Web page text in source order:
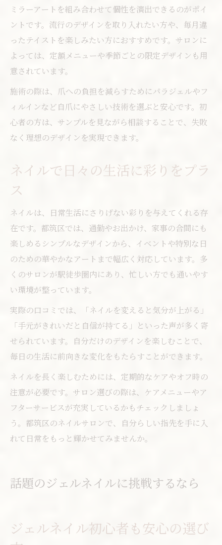
ミラーアートを組み合わせて個性を演出できるのがポイ
ントです。流行のデザインを取り入れたい方や、毎月違
ったテイストを楽しみたい方におすすめです。サロンに
よっては、定額メニューや季節ごとの限定デザインも用
意されています。
施術の際は、爪への負担を減らすためにパラジェルやフ
ィルインなど自爪にやさしい技術を選ぶと安心です。初
心者の方は、サンプルを見ながら相談することで、失敗
なく理想のデザインを実現できます。
ネイルで日々の生活に彩りをプラ
ス
ネイルは、日常生活にさりげない彩りを与えてくれる存
在です。都筑区では、通勤やお出かけ、家事の合間にも
楽しめるシンプルなデザインから、イベントや特別な日
のための華やかなアートまで幅広く対応しています。多
くのサロンが駅徒歩圏内にあり、忙しい方でも通いやす
い環境が整っています。
実際の口コミでは、「ネイルを変えると気分が上がる」
「手元がきれいだと自信が持てる」といった声が多く寄
せられています。自分だけのデザインを楽しむことで、
毎日の生活に前向きな変化をもたらすことができます。
ネイルを長く楽しむためには、定期的なケアやオフ時の
注意が必要です。サロン選びの際は、ケアメニューやア
フターサービスが充実しているかもチェックしましょ
う。都筑区のネイルサロンで、自分らしい指先を手に入
れて日常をもっと輝かせてみませんか。
話題のジェルネイルに挑戦するなら
ジェルネイル初心者も安心の選び